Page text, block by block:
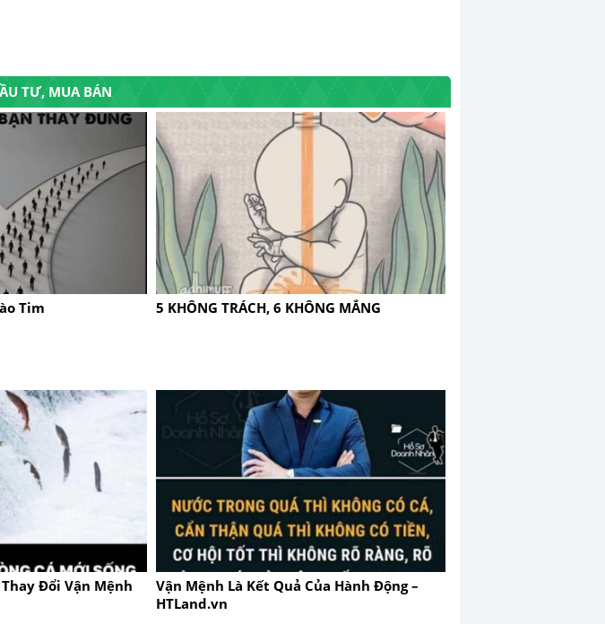
TƯ, MUA BÁN
Tim 5 KHÔNG TRÁCH, 6 KHÔNG MẮNG
Đổi Vận Mệnh
Vận Mệnh Là Kết Quả Của Hành Động –
HTLand.vn